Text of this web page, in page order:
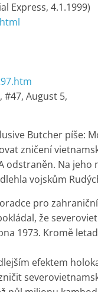
Express, 4.1.1999)
#47, August 5,
Butcher píše:
zničení
odstraněn. Na jeho
vojskům
pro
že
1973. Kromě
efektem